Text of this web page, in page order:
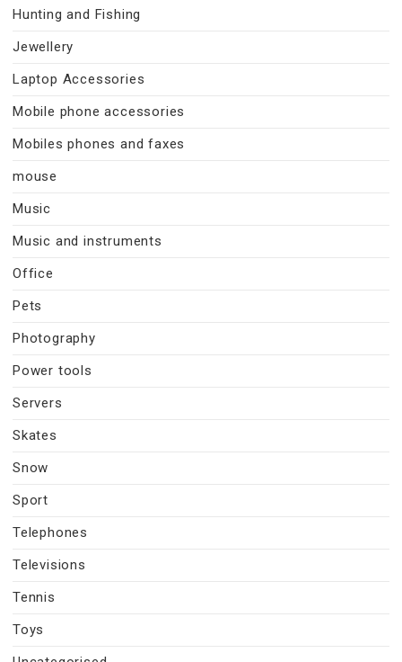
Hunting and Fishing
Jewellery
Laptop Accessories
Mobile phone accessories
Mobiles phones and faxes
mouse
Music
Music and instruments
Office
Pets
Photography
Power tools
Servers
Skates
Snow
Sport
Telephones
Televisions
Tennis
Toys